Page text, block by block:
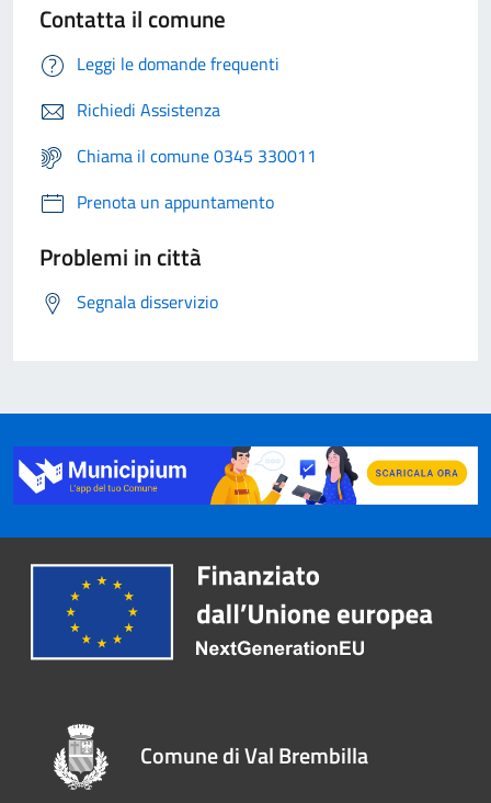
Contatta il comune
Leggi le domande frequenti
Richiedi Assistenza
Chiama il comune 0345 330011
Prenota un appuntamento
Problemi in città
Segnala disservizio
Comune di Val Brembilla